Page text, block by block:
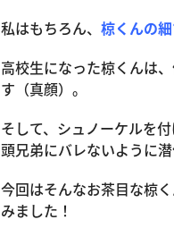
私はもちろん、 椋くんの
高校生になった椋くんは
す（真顔）。
そして、シュノーケルを付
頭兄弟にバレないように
今回はそんなお茶目な椋く
みました！